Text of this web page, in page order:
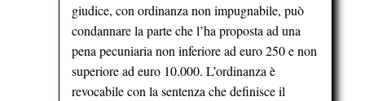
giudice, con ordinanza non impugnabile, può
condannare la parte che l’ha proposta ad una
pena pecuniaria non inferiore ad euro 250 e non
superiore ad euro 10.000. L’ordinanza è
revocabile con la sentenza che definisce il